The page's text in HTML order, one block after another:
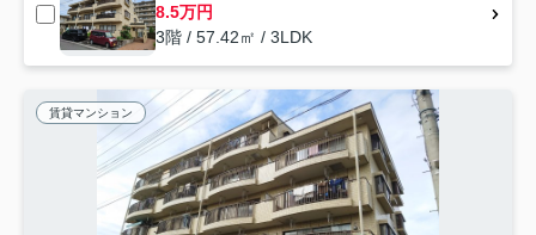
8.5万円
3階 / 57.42㎡ / 3LDK
賃貸マンション